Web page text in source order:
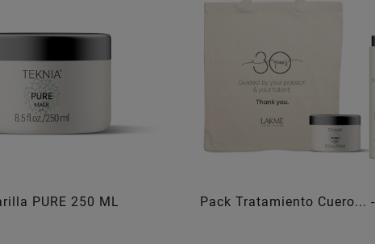
PURE 250 ML Pack Tratamiento Cuero... -